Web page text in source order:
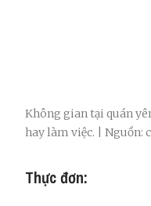
Không gian tại quán
hay làm việc. | Nguồn:
Thực đơn: